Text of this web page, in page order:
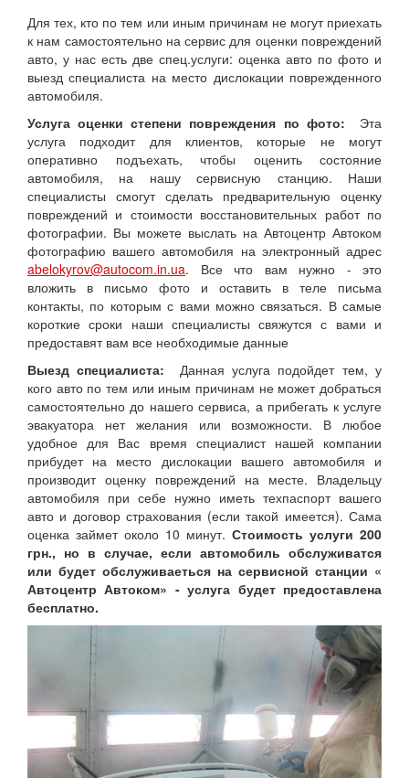
Для тех, кто по тем или иным причинам не могут приехать
к нам самостоятельно на сервис для оценки повреждений
авто, у нас есть две спец.услуги: оценка авто по фото и
выезд специалиста на место дислокации поврежденного
автомобиля.
Услуга оценки степени повреждения по фото: Эта
услуга подходит для клиентов, которые не могут
оперативно подъехать, чтобы оценить состояние
автомобиля, на нашу сервисную станцию. Наши
специалисты смогут сделать предварительную оценку
повреждений и стоимости восстановительных работ по
фотографии. Вы можете выслать на Автоцентр Автоком
фотографию вашего автомобиля на электронный адрес
abelokyrov@autocom.in.ua. Все что вам нужно - это
вложить в письмо фото и оставить в теле письма
контакты, по которым с вами можно связаться. В самые
короткие сроки наши специалисты свяжутся с вами и
предоставят вам все необходимые данные
Выезд специалиста: Данная услуга подойдет тем, у
кого авто по тем или иным причинам не может добраться
самостоятельно до нашего сервиса, а прибегать к услуге
эвакуатора нет желания или возможности. В любое
удобное для Вас время специалист нашей компании
прибудет на место дислокации вашего автомобиля и
производит оценку повреждений на месте. Владельцу
автомобиля при себе нужно иметь техпаспорт вашего
авто и договор страхования (если такой имеется). Сама
оценка займет около 10 минут. Стоимость услуги 200
грн., но в случае, если автомобиль обслуживатся
или будет обслуживаеться на сервисной станции «
Автоцентр Автоком» - услуга будет предоставлена
бесплатно.